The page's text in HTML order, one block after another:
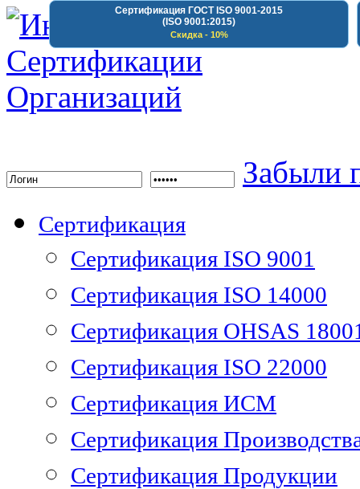
Сертификация ГОСТ ISO 9001-2015
(ISO 9001:2015)
Скидка - 10%
Забыли
Сертификация
Сертификация ISO 9001
Сертификация ISO 14000
Сертификация OHSAS
Сертификация ISO 22000
Сертификация ИСМ
Сертификация
Сертификация Продукции